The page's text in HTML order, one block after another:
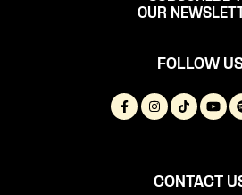
OUR
FOLLOW
CONTACT